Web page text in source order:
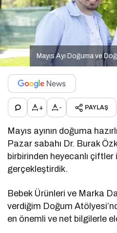
Mayıs Ayı Doğuma ve
+ - PAYLAŞ
Mayıs ayının doğuma
Pazar sabahı Dr. Burak
birbirinden heyecanlı çiftler
gerçekleştirdik.
Bebek Ürünleri ve Marka
verdiğim Doğum
en önemli ve net bilgilerle